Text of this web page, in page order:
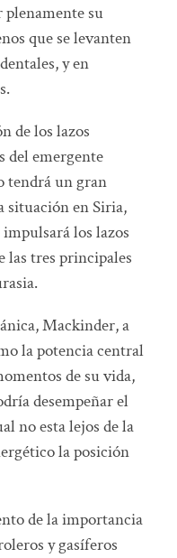
plenamente su
que se levanten
y en
de los lazos
del emergente
tendrá un gran
situación en Siria,
los lazos
las tres principales
Mackinder, a
la potencia central
de su vida,
desempeñar el
no esta lejos de la
la posición
de la importancia
y gasíferos